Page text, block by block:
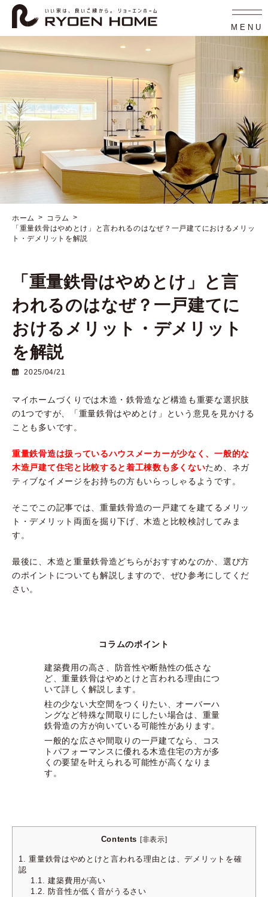
ン
ツ
ス
プ
ー
シ
ン
動
MENU
ホーム
コラム
「重量鉄骨はやめとけ」と言われるのはなぜ？一戸建てにおけるメリッ
ト・デメリットを解説
「重量鉄骨はやめとけ」と言
われるのはなぜ？一戸建てに
おけるメリット・デメリット
を解説
2025/04/21
マイホームづくりでは木造・鉄骨造など構造も重要な選択肢
の1つですが、「重量鉄骨はやめとけ」という意見を見かける
ことも多いです。
重量鉄骨造は扱っているハウスメーカーが少なく、一般的な
木造戸建て住宅と比較すると着工棟数も多くないため、ネガ
ティブなイメージをお持ちの方もいらっしゃるようです。
そこでこの記事では、重量鉄骨造の一戸建てを建てるメリッ
ト・デメリット両面を掘り下げ、木造と比較検討してみま
す。
最後に、木造と重量鉄骨造どちらがおすすめなのか、選び方
のポイントについても解説しますので、ぜひ参考にしてくだ
さい。
コラムのポイント
建築費用の高さ、防音性や断熱性の低さな
ど、重量鉄骨はやめとけと言われる理由につ
いて詳しく解説します。
柱の少ない大空間をつくりたい、オーバーハ
ングなど特殊な間取りにしたい場合は、重量
鉄骨造の方が向いている可能性があります。
一般的な広さや間取りの一戸建てなら、コス
トパフォーマンスに優れる木造住宅の方が多
くの要望を叶えられる可能性が高くなりま
す。
Contents [非表示]
1. 重量鉄骨はやめとけと言われる理由とは、デメリットを確
認
1.1. 建築費用が高い
1.2. 防音性が低く音がうるさい